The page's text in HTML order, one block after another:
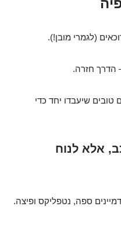
(לגמרי מובן!).
הדרך חזרה.
שיעבדו יחד כדי
אלא לנוח
ספה, נטפליקס ופיצה.